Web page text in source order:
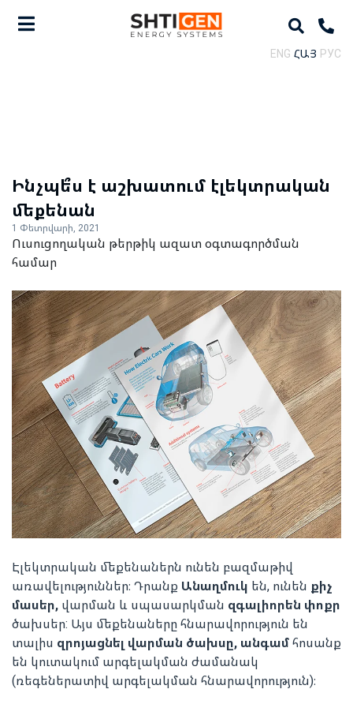
ENG ՀԱՅ РУС
Ինչպե՞ս է աշխատում էլեկտրական
մեքենան
1 Փետրվարի, 2021
Ուսուցողական թերթիկ ազատ օգտագործման
համար
Էլեկտրական մեքենաներն ունեն բազմաթիվ
առավելություններ։ Դրանք Անաղմուկ են, ունեն քիչ
մասեր, վարման և սպասարկման զգալիորեն փոքր
ծախսեր: Այս մեքենաները հնարավորություն են
տալիս զրոյացնել վարման ծախսը, անգամհոսանք
են կուտակում արգելակման ժամանակ
(ռեգեներատիվ արգելակման հնարավորություն)։